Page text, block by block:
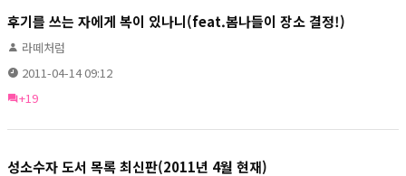
후기를 쓰는 자에게 복이 있나니(feat.봄나들이 장소 결정!)
라떼처럼
2011-04-14 09:12
+19
성소수자 도서 목록 최신판(2011년 4월 현재)